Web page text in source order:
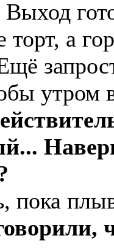
торт, а
утром
пока